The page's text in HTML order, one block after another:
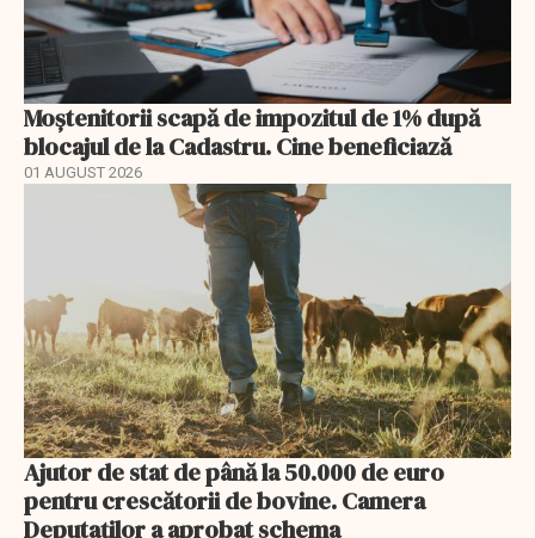
Moștenitorii scapă de impozitul de 1% după
blocajul de la Cadastru. Cine beneficiază
01 AUGUST 2026
Ajutor de stat de până la 50.000 de euro
pentru crescătorii de bovine. Camera
Deputaților a aprobat schema